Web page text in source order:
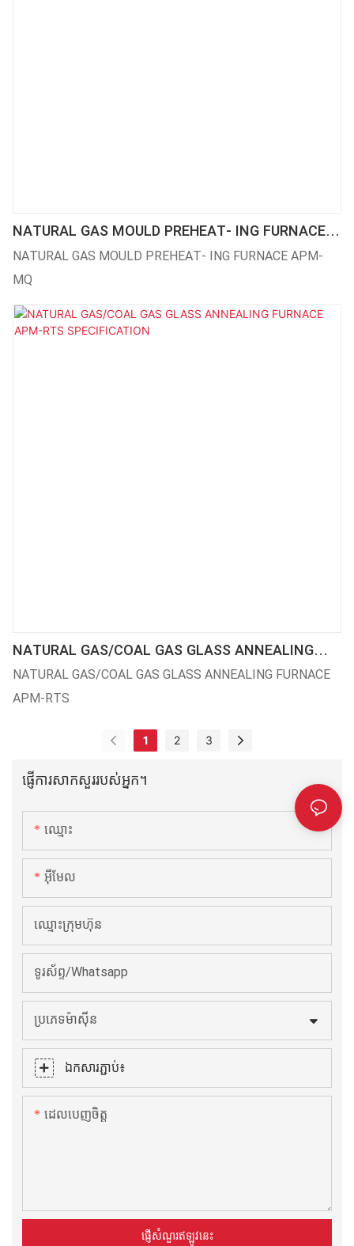
ផ្ញើការសាកសួររបស់អ្នក។
ឈ្មោះ
អ៊ីមែល
ឈ្មោះក្រុមហ៊ុន
ទូរស័ព្ទ/Whatsapp
ប្រភេទម៉ាស៊ីន
ឯកសារភ្ជាប់៖
ដេលបេញចិត្ដ
ផ្ញើសំណួរឥឡូវនេះ
NATURAL GAS MOULD PREHEAT- ING FURNACE
APM-MQ
NATURAL GAS MOULD PREHEAT- ING FURNACE APM-
MQ
NATURAL GAS/COAL GAS GLASS ANNEALING
FURNACE APM-RTS SPECIFICATION
NATURAL GAS/COAL GAS GLASS ANNEALING FURNACE
APM-RTS
1 2 3